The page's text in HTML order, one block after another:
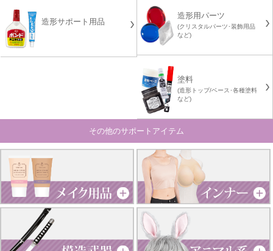
造形サポート用品
造形用パーツ
(クリスタルパーツ･装飾用品
など)
塗料
(造形トップ/ベース･各種塗料
など)
その他のサポートアイテム